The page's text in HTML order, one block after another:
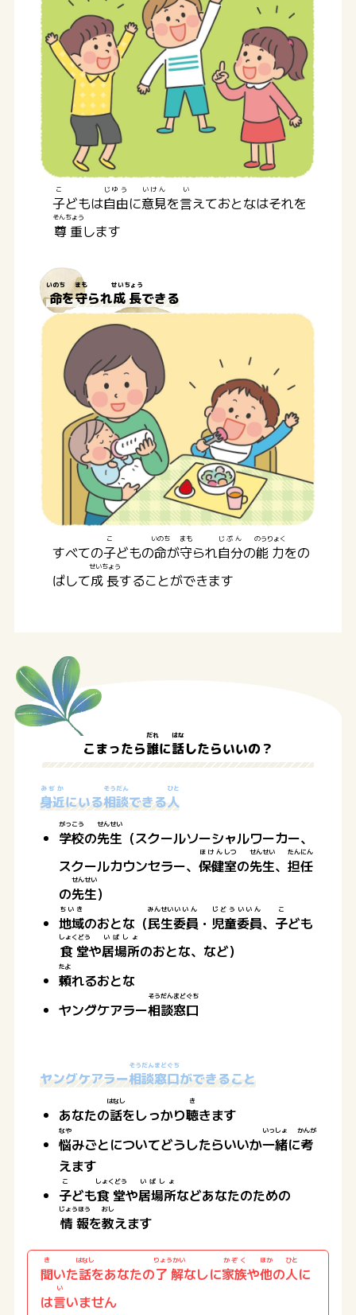
子
こ
どもは自由
じゆう
に意見
いけん
を言
い
えておとなはそれを
尊重
そんちょう
します
命
いのち
を守
まも
られ成長
せいちょう
できる
すべての子
こ
どもの命
いのち
が守
まも
られ自分
じぶん
の能力
のうりょく
をの
ばして成長
せいちょう
することができます
こまったら誰
だれ
に話
はな
したらいいの？
身近
みぢか
にいる相談
そうだん
できる人
ひと
学校
がっこう
の先生
せんせい
（スクールソーシャルワーカー、
スクールカウンセラー、 保健
ほけん
室
しつ
の先生
せんせい
、 担任
たんにん
の先生
せんせい
）
地域
ちいき
のおとな（民生
みんせい
委員
いいん
・ 児童
じどう
委員
いいん
、 子
こ
ども
食堂
しょくどう
や居場所
いばしょ
のおとな、など）
頼
たよ
れるおとな
ヤングケアラー相談
そうだん
窓口
まどぐち
ヤングケアラー相談
そうだん
窓口
まどぐち
ができること
あなたの話
はなし
をしっかり聴
き
きます
悩
なや
みごとについてどうしたらいいか一緒
いっしょ
に考
かんが
えます
子
こ
ども食堂
しょくどう
や居場所
いばしょ
などあなたのための
情報
じょうほう
を教
おし
えます
聞
き
いた話
はなし
をあなたの了解
りょうかい
なしに家族
かぞく
や他
ほか
の人
ひと
に
は言
い
いません